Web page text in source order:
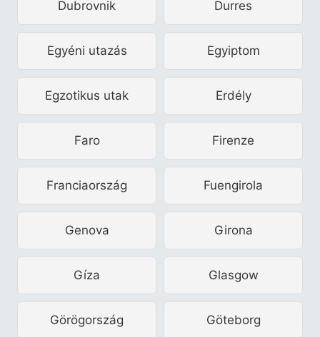
Dubrovnik Durres
Egyéni utazás Egyiptom
Egzotikus utak Erdély
Faro Firenze
Franciaország Fuengirola
Genova Girona
Gíza Glasgow
Görögország Göteborg